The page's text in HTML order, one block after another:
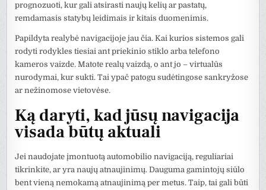
prognozuoti, kur gali atsirasti naujų kelių ar pastatų,
remdamasis statybų leidimais ir kitais duomenimis.
Papildyta realybė navigacijoje jau čia. Kai kurios sistemos gali
rodyti rodykles tiesiai ant priekinio stiklo arba telefono
kameros vaizde. Matote realų vaizdą, o ant jo – virtualūs
nurodymai, kur sukti. Tai ypač patogu sudėtingose sankryžose
ar nežinomose vietovėse.
Ką daryti, kad jūsų navigacija
visada būtų aktuali
Jei naudojate įmontuotą automobilio navigaciją, reguliariai
tikrinkite, ar yra naujų atnaujinimų. Dauguma gamintojų siūlo
bent vieną nemokamą atnaujinimą per metus. Taip, tai gali būti